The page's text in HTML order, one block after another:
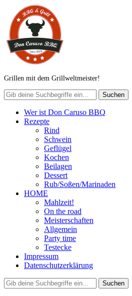
Grillen mit dem Grillweltmeister!
Wer ist Don Caruso BBQ
Rezepte
Rind
Schwein
Geflügel
Kochen
Beilagen
Dessert
Rub/Soßen/Marinaden
HOME
Mahlzeit!
On the road
Meisterschaften
Allgemein
Party time
Testecke
Impressum
Datenschutzerklärung